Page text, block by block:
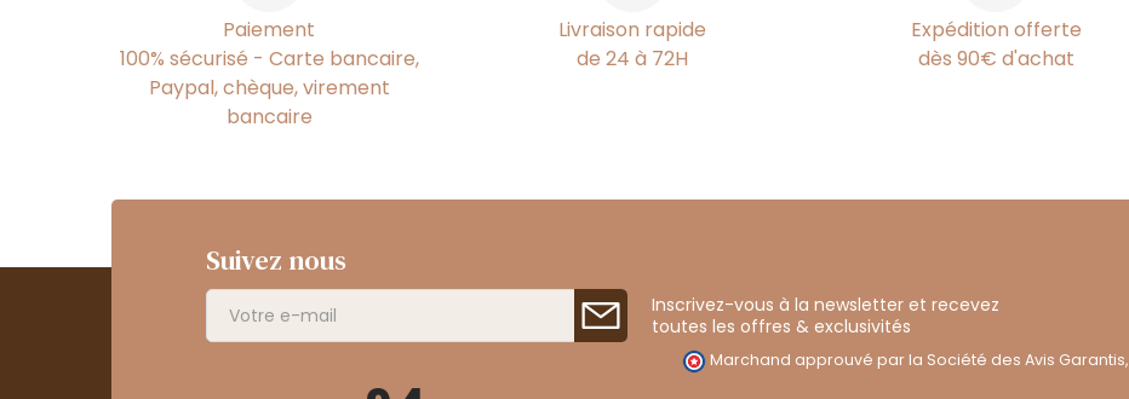
Paiement
100% sécurisé - Carte bancaire,
Paypal, chèque, virement
bancaire
Livraison rapide
de 24 à 72H
Expédition offerte
dès 90€ d'achat
Suivez nous
Inscrivez-vous à la newsletter et recevez
toutes les offres & exclusivités
Marchand approuvé par la Société des Avis Garantis,